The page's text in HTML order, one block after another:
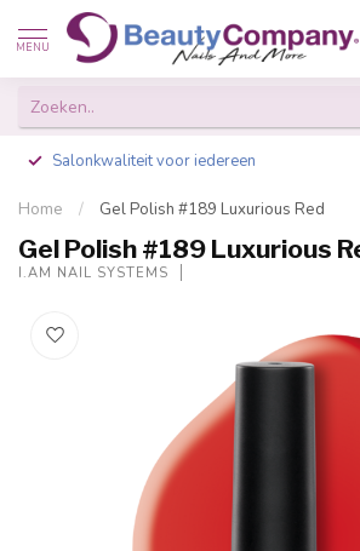
MENU
Salonkwaliteit voor iedereen
Home / Gel Polish #189 Luxurious Red
Gel Polish #189 Luxurious
I.AM NAIL SYSTEMS